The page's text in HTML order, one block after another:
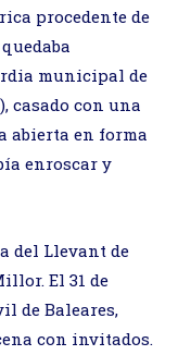
procedente de
municipal de
casado con una
abierta en forma
enroscar y
del Llevant de
El 31 de
de Baleares,
con invitados.